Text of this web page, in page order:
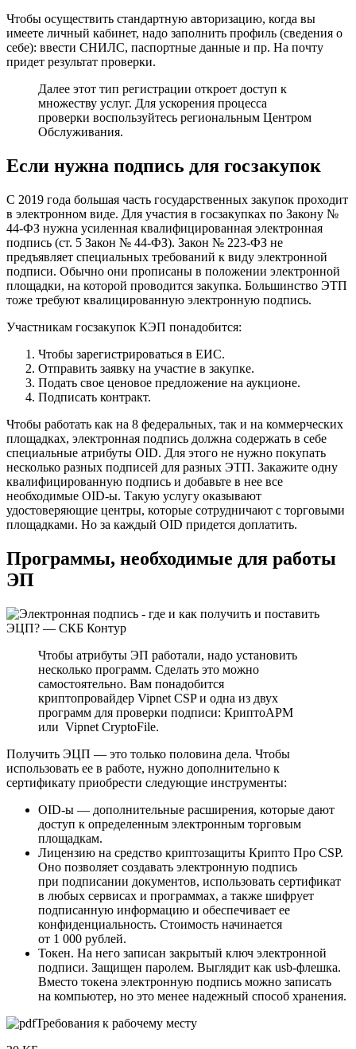
Чтобы осуществить стандартную авторизацию, когда вы
имеете личный кабинет, надо заполнить профиль (сведения о
себе): ввести СНИЛС, паспортные данные и пр. На почту
придет результат проверки.
Далее этот тип регистрации откроет доступ к
множеству услуг. Для ускорения процесса
проверки воспользуйтесь региональным Центром
Обслуживания.
Если нужна подпись для госзакупок
С 2019 года большая часть государственных закупок проходит
в электронном виде. Для участия в госзакупках по Закону №
44-ФЗ нужна усиленная квалифицированная электронная
подпись (ст. 5 Закон № 44-ФЗ). Закон № 223-ФЗ не
предъявляет специальных требований к виду электронной
подписи. Обычно они прописаны в положении электронной
площадки, на которой проводится закупка. Большинство ЭТП
тоже требуют квалицированную электронную подпись.
Участникам госзакупок КЭП понадобится:
Чтобы зарегистрироваться в ЕИС.
Отправить заявку на участие в закупке.
Подать свое ценовое предложение на аукционе.
Подписать контракт.
Чтобы работать как на 8 федеральных, так и на коммерческих
площадках, электронная подпись должна содержать в себе
специальные атрибуты OID. Для этого не нужно покупать
несколько разных подписей для разных ЭТП. Закажите одну
квалифицированную подпись и добавьте в нее все
необходимые OID-ы. Такую услугу оказывают
удостоверяющие центры, которые сотрудничают с торговыми
площадками. Но за каждый OID придется доплатить.
Программы, необходимые для работы
ЭП
Чтобы атрибуты ЭП работали, надо установить
несколько программ. Сделать это можно
самостоятельно. Вам понадобится
криптопровайдер Vipnet CSP и одна из двух
программ для проверки подписи: КриптоАРМ
или Vipnet CryptoFile.
Получить ЭЦП — это только половина дела. Чтобы
использовать ее в работе, нужно дополнительно к
сертификату приобрести следующие инструменты:
OID-ы — дополнительные расширения, которые дают
доступ к определенным электронным торговым
площадкам.
Лицензию на средство криптозащиты Крипто Про CSP.
Оно позволяет создавать электронную подпись
при подписании документов, использовать сертификат
в любых сервисах и программах, а также шифрует
подписанную информацию и обеспечивает ее
конфиденциальность. Стоимость начинается
от 1 000 рублей.
Токен. На него записан закрытый ключ электронной
подписи. Защищен паролем. Выглядит как usb-флешка.
Вместо токена электронную подпись можно записать
на компьютер, но это менее надежный способ хранения.
Требования к рабочему месту